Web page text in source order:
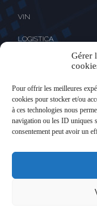
Gérer
Pour offrir les meilleures
cookies pour stocker et/ou
à ces technologies nous
navigation ou les ID uniques
consentement peut avoir un
VIN
LOGISTICA
Nos liens
Acceso clientes
©2023 SOCIÉTÉ CHABAS